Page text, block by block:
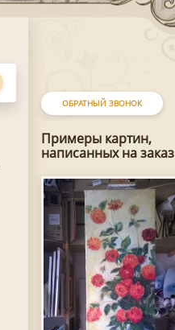
ОБРАТНЫЙ ЗВОНОК
Примеры картин,
написанных на заказ